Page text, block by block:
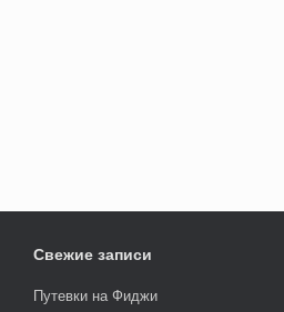
Свежие записи
Путевки на Фиджи